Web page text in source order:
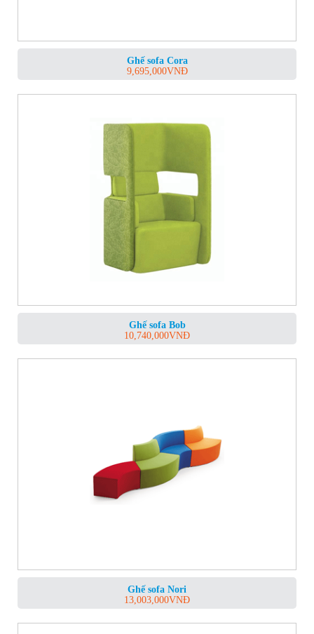
Ghế sofa Cora
9,695,000VNĐ
Ghế sofa Bob
10,740,000VNĐ
Ghế sofa Nori
13,003,000VNĐ